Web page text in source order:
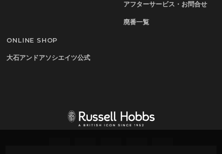
アフターサービス・お問合せ
廃番一覧
ONLINE SHOP
大石アンドアソシエイツ公式